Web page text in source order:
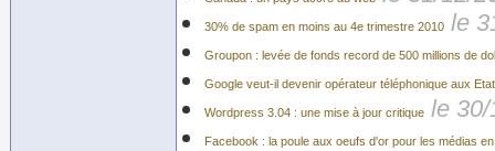
30% de spam en moins au 4e trimestre 2010 le
Groupon : levée de fonds record de 500 millions de
Google veut-il devenir opérateur téléphonique aux
Wordpress 3.04 : une mise à jour critique le
Facebook : la poule aux oeufs d'or pour les médias